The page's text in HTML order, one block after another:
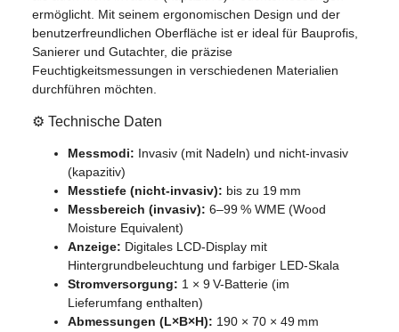
ermöglicht. Mit seinem ergonomischen Design und der
benutzerfreundlichen Oberfläche ist er ideal für Bauprofis,
Sanierer und Gutachter, die präzise
Feuchtigkeitsmessungen in verschiedenen Materialien
durchführen möchten.
⚙️ Technische Daten
Messmodi: Invasiv (mit Nadeln) und nicht-invasiv
(kapazitiv)
Messtiefe (nicht-invasiv): bis zu 19 mm
Messbereich (invasiv): 6–99 % WME (Wood
Moisture Equivalent)
Anzeige: Digitales LCD-Display mit
Hintergrundbeleuchtung und farbiger LED-Skala
Stromversorgung: 1 × 9 V-Batterie (im
Lieferumfang enthalten)
Abmessungen (L×B×H): 190 × 70 × 49 mm